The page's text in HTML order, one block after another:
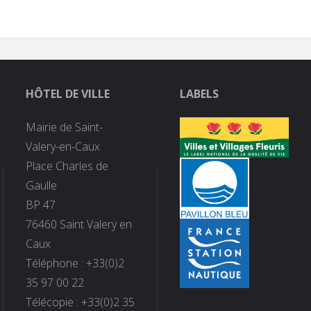
HÔTEL DE VILLE
Mairie de Saint-
Valery-en-Caux
Place Charles de
Gaulle
BP 47
76460 Saint Valery en
Caux
Téléphone : +33(0)2
35 97 00 22
Télécopie : +33(0)2 35
LABELS